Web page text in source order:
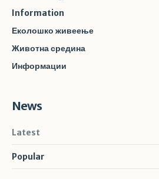
Information
Еколошко живеење
Животна средина
Информации
News
Latest
Popular